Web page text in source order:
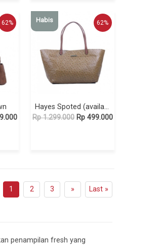
62% 62%
Habis
Hayes Spoted (available in 3 colors)
Rp 1.299.000 Rp 499.000
1 2 3 » Last »
penampilan fresh yang